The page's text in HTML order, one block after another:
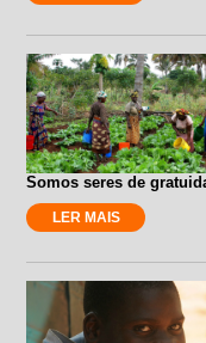
Somos seres de
LER MAIS